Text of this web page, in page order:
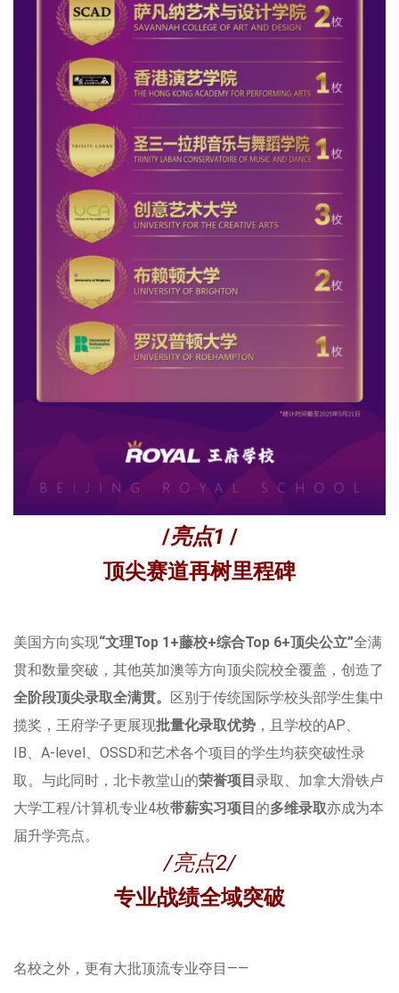
/亮点1 /
顶尖赛道再树里程碑
美国方向实现“文理Top 1+藤校+综合Top 6+顶尖公立”全满
贯和数量突破，其他英加澳等方向顶尖院校全覆盖，创造了
全阶段顶尖录取全满贯。
区别于传统国际学校头部学生集中
揽奖，王府学子更展现批量化录取优势 ，且学校的AP、
IB、A-level、OSSD和艺术各个项目的学生均获突破性录
取。与此同时，北卡教堂山的荣誉项目 录取、加拿大滑铁卢
大学工程/计算机专业4枚带薪实习项目 的多维录取亦成为本
届升学亮点。
/亮点2/
专业战绩全域突破
名校之外，更有大批顶流专业夺目——